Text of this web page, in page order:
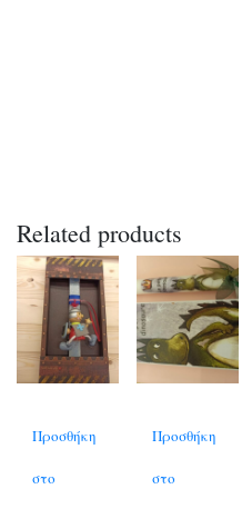
Related products
Προσθήκη
στο
Προσθήκη
στο